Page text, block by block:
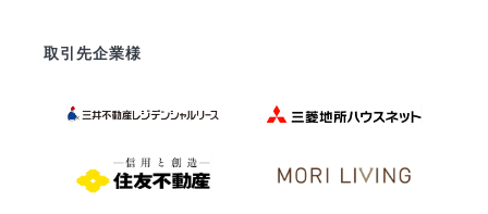
取引先企業様